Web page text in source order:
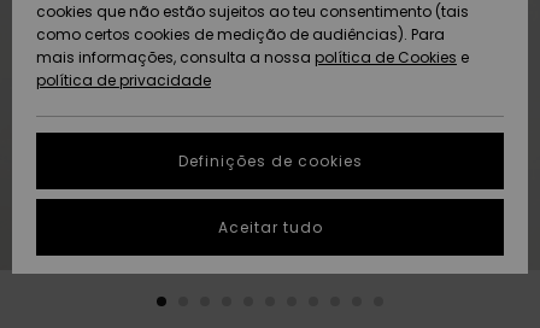
Artigos
recém-
chegados
Coleções
Artigos
recém-
chegados
Highlights
Community
AJUDA
Protecção de
dados
Guia de
tamanhos
conversa para
obteres a
resposta mais
SUSTAINABILITY
PRESENTE
cookies que não estão sujeitos ao teu consentimento (tais
como certos cookies de medição de audiências). Para
mais informações, consulta a nossa política de Cookies e
política de privacidade
Definições de cookies
Aceitar tudo